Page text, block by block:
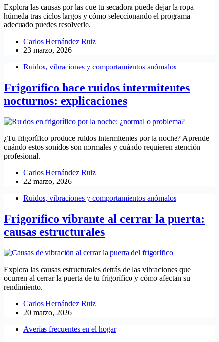
Explora las causas por las que tu secadora puede dejar la ropa
húmeda tras ciclos largos y cómo seleccionando el programa
adecuado puedes resolverlo.
Carlos Hernández Ruiz
23 marzo, 2026
Ruidos, vibraciones y comportamientos anómalos
Frigorífico hace ruidos intermitentes
nocturnos: explicaciones
¿Tu frigorífico produce ruidos intermitentes por la noche? Aprende
cuándo estos sonidos son normales y cuándo requieren atención
profesional.
Carlos Hernández Ruiz
22 marzo, 2026
Ruidos, vibraciones y comportamientos anómalos
Frigorífico vibrante al cerrar la puerta:
causas estructurales
Explora las causas estructurales detrás de las vibraciones que
ocurren al cerrar la puerta de tu frigorífico y cómo afectan su
rendimiento.
Carlos Hernández Ruiz
20 marzo, 2026
Averías frecuentes en el hogar